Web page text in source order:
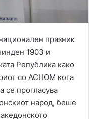
празник
1903 и
Република како
со АСНОМ кога
се прогласува
народ, беше